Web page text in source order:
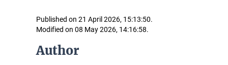
Published on 21 April 2026, 15:13:50.
Modified on 08 May 2026, 14:16:58.
Author